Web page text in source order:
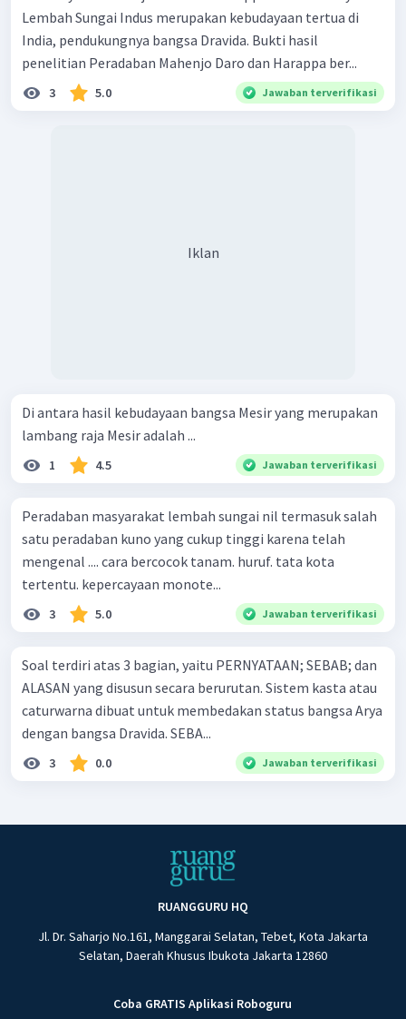
Lembah Sungai Indus merupakan kebudayaan tertua di
India, pendukungnya bangsa Dravida. Bukti hasil
penelitian Peradaban Mahenjo Daro dan Harappa ber...
3 5.0 Jawaban terverifikasi
Iklan
Di antara hasil kebudayaan bangsa Mesir yang merupakan
lambang raja Mesir adalah ...
1 4.5 Jawaban terverifikasi
Peradaban masyarakat lembah sungai nil termasuk salah
satu peradaban kuno yang cukup tinggi karena telah
mengenal .... cara bercocok tanam. huruf. tata kota
tertentu. kepercayaan monote...
3 5.0 Jawaban terverifikasi
Soal terdiri atas 3 bagian, yaitu PERNYATAAN; SEBAB; dan
ALASAN yang disusun secara berurutan. Sistem kasta atau
caturwarna dibuat untuk membedakan status bangsa Arya
dengan bangsa Dravida. SEBA...
3 0.0 Jawaban terverifikasi
RUANGGURU HQ
Jl. Dr. Saharjo No.161, Manggarai Selatan, Tebet, Kota Jakarta
Selatan, Daerah Khusus Ibukota Jakarta 12860
Coba GRATIS Aplikasi Roboguru